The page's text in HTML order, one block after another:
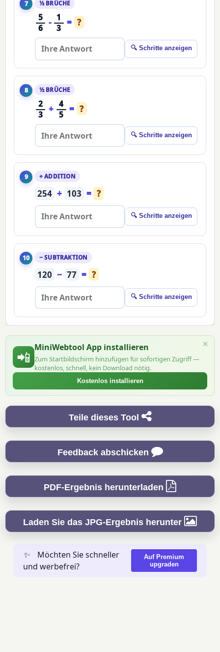
7 ½ BRÜCHE
5
6
- 1
3
= ?
🔍 Schritte anzeigen
8 ½ BRÜCHE
2
3
+ 4
5
= ?
🔍 Schritte anzeigen
9 + ADDITION
254 + 103 = ?
🔍 Schritte anzeigen
10 − SUBTRAKTION
120 − 77 = ?
🔍 Schritte anzeigen
📲
MiniWebtool App installieren
Zum Startbildschirm hinzufügen für sofortigen Zugriff —
kostenlos, schnell, kein Download nötig.
Kostenlos installieren
×
Teile dieses Tool
Feedback abschicken
PDF-Ergebnis herunterladen
Laden Sie das JPG-Ergebnis herunter
✨
Möchten Sie schneller
und werbefrei?
Auf Premium
upgraden